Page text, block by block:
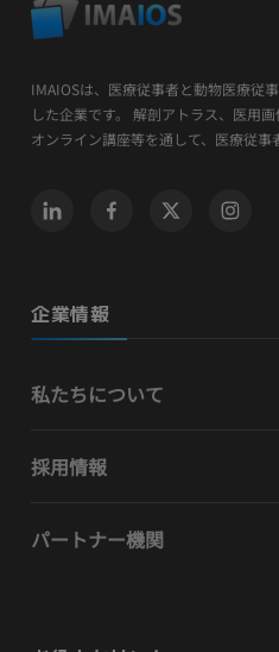
IMAIOSは、医療従事者と動物医療従
した企業です。 解剖アトラス、医用
オンライン講座等を通して、医療従事
企業情報
私たちについて
採用情報
パートナー機関